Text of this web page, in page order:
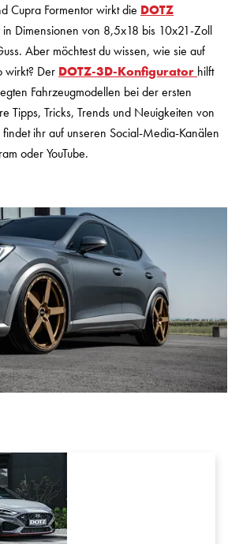
Cupra Formentor wirkt die DOTZ
in Dimensionen von 8,5x18 bis 10x21-Zoll
Aber möchtest du wissen, wie sie auf
wirkt? Der DOTZ-3D-Konfigurator hilft
Fahrzeugmodellen bei der ersten
Tipps, Tricks, Trends und Neuigkeiten von
ihr auf unseren Social-Media-Kanälen
oder YouTube.